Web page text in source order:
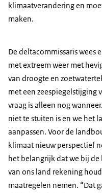
klimaatverandering en
maken.
De deltacommissaris wees
met extreem weer met
van droogte en
met een zeespiegelstijging
vraag is alleen nog
niet te stuiten is en we het
aanpassen. Voor de
klimaat nieuw perspectief
het belangrijk dat we bij
van ons land rekening
maatregelen nemen. “Dat